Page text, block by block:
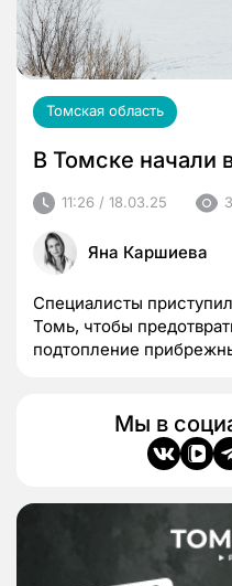
Томская область
В Томске начали
11:26 / 18.03.25
Яна Каршиева
Специалисты
Томь, чтобы
подтопление
Мы в